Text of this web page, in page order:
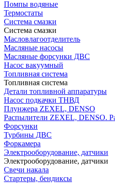
Помпы водяные
Термостаты
Система смазки
Система смазки
Масловлагоотделитель
Масляные насосы
Масляные форсунки ДВС
Насос вакуумный
Топливная система
Топливная система
Детали топливной аппаратуры
Насос подкачки ТНВД
Плунжера ZEXEL, DENSO
Распылители ZEXEL, DENSO.
Форсунки
Турбины ДВС
Форкамера
Электрооборудование, датчики
Электрооборудование, датчики
Свечи накала
Стартеры, бендиксы